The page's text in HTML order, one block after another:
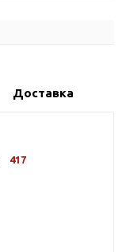
Доставка
417